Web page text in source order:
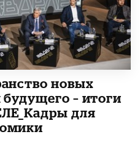
новых
– итоги
для